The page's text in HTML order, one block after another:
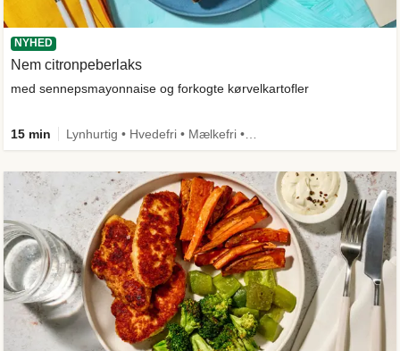
NYHED
Nem citronpeberlaks
med sennepsmayonnaise og forkogte kørvelkartofler
15 min